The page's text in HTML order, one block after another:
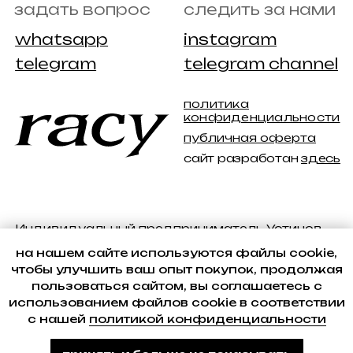
на нашем сайте используются файлы cookie,
чтобы улучшить ваш опыт покупок, продолжая
пользоваться сайтом, вы соглашаетесь с
использованием файлов cookie в соответствии
с нашей политикой конфиденциальности